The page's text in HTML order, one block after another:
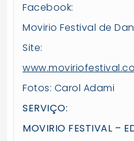
Facebook:
Movirio Festival de
Site:
Fotos: Carol Adami
SERVIÇO:
MOVIRIO FESTIVAL –